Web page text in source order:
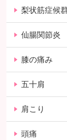
梨状筋症候
仙腸関節炎
膝の痛み
五十肩
肩こり
頭痛